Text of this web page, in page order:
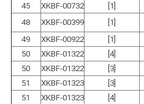
45
XKBF-00732 [1]
48
XKBF-00399 [1]
49
XKBF-00922 [1]
50
XKBF-01322 [4]
50
XKBF-01322 [3]
51
XKBF-01323 [3]
51
XKBF-01323 [4]